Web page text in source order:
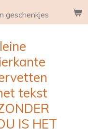
geschenkjes
tekst
IS HET